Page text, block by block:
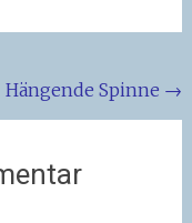
Hängende Spinne →